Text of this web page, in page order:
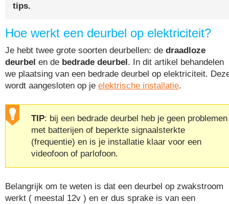
tips.
Hoe werkt een deurbel op elektriciteit?
Je hebt twee grote soorten deurbellen: de draadloze
deurbel en de bedrade deurbel. In dit artikel behandelen
we plaatsing van een bedrade deurbel op elektriciteit.
wordt aangesloten op je elektrische installatie.
TIP: bij een bedrade deurbel heb je geen problemen
met batterijen of beperkte signaalsterkte
(frequentie) en is je installatie klaar voor een
videofoon of parlofoon.
Belangrijk om te weten is dat een deurbel op zwakstroom
werkt ( meestal 12v ) en er dus sprake is van een